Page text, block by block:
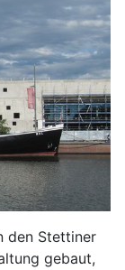
den Stettiner
gebaut,